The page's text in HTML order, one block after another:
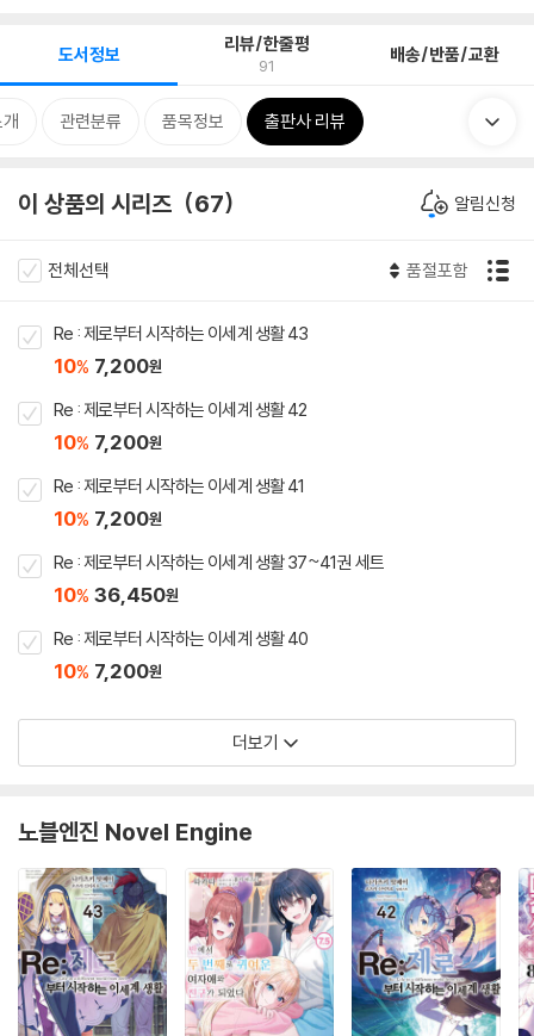
도서정보 리뷰/한줄평
91 배송/반품/교환
관련분류 품목정보 출판사 리뷰
이 상품의 시리즈 67 알림신청
전체선택 품절포함
Re : 제로부터 시작하는 이세계 생활 43
10% 7,200원
Re : 제로부터 시작하는 이세계 생활 42
10% 7,200원
Re : 제로부터 시작하는 이세계 생활 41
10% 7,200원
Re : 제로부터 시작하는 이세계 생활 37~41권 세트
10% 36,450원
Re : 제로부터 시작하는 이세계 생활 40
10% 7,200원
더보기
노블엔진 Novel Engine